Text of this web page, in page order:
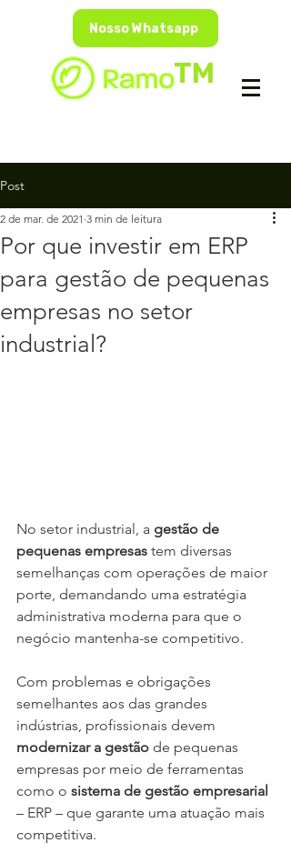
Nosso Whatsapp
TM
Post
Por que investir em ERP
para gestão de pequenas
empresas no setor
industrial?
2 de mar. de 2021 3 min de leitura
No setor industrial, a gestão de
pequenas empresas tem diversas
semelhanças com operações de maior
porte, demandando uma estratégia
administrativa moderna para que o
negócio mantenha-se competitivo.
Com problemas e obrigações
semelhantes aos das grandes
indústrias, profissionais devem
modernizar a gestão de pequenas
empresas por meio de ferramentas
como o sistema de gestão empresarial
– ERP – que garante uma atuação mais
competitiva.